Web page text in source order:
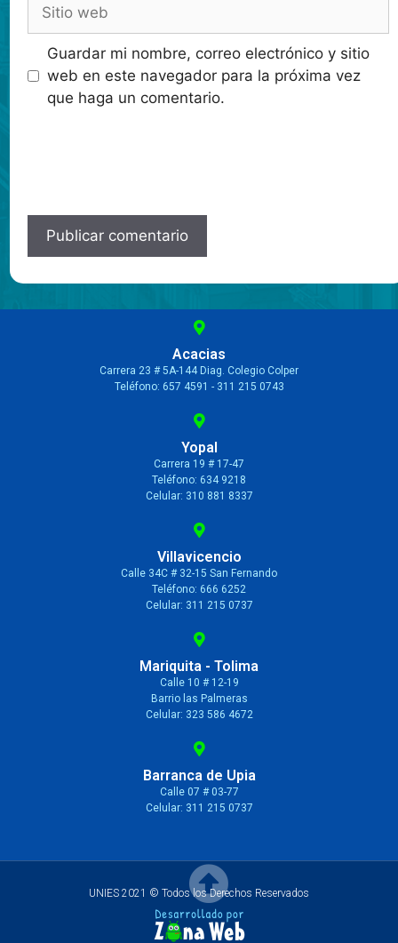
Guardar mi nombre, correo electrónico y sitio
web en este navegador para la próxima vez
que haga un comentario.
Acacias
Carrera 23 # 5A-144 Diag. Colegio Colper
Teléfono: 657 4591 - 311 215 0743
Yopal
Carrera 19 # 17-47
Teléfono: 634 9218
Celular: 310 881 8337
Villavicencio
Calle 34C # 32-15 San Fernando
Teléfono: 666 6252
Celular: 311 215 0737
Mariquita - Tolima
Calle 10 # 12-19
Barrio las Palmeras
Celular: 323 586 4672
Barranca de Upia
Calle 07 # 03-77
Celular: 311 215 0737
UNIES 2021 © Todos los Derechos Reservados